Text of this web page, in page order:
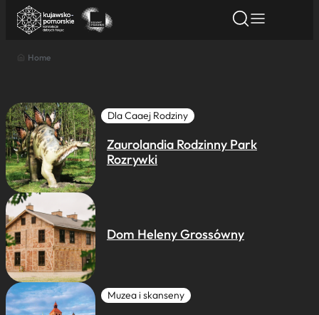
Nazwa atrakcji
Miasto
Kategoria
Home
Dla Caaej Rodziny
Zaurolandia Rodzinny Park
Rozrywki
Dom Heleny Grossówny
Muzea i skanseny